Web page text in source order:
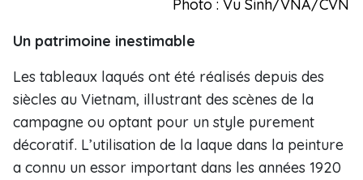
Photo : Vu Sinh/VNA/CVN
Un patrimoine inestimable
Les tableaux laqués ont été réalisés depuis des
siècles au Vietnam, illustrant des scènes de la
campagne ou optant pour un style purement
décoratif. L’utilisation de la laque dans la peinture
a connu un essor important dans les années 1920